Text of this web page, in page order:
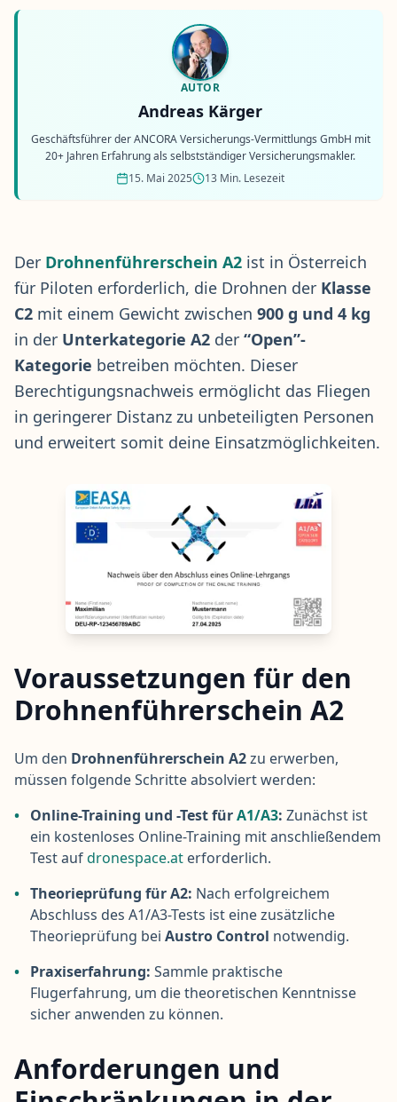
AUTOR
Andreas Kärger
Geschäftsführer der ANCORA Versicherungs-Vermittlungs GmbH mit
20+ Jahren Erfahrung als selbstständiger Versicherungsmakler.
15. Mai 2025
13 Min. Lesezeit
Der Drohnenführerschein A2 ist in Österreich
für Piloten erforderlich, die Drohnen der Klasse
C2 mit einem Gewicht zwischen 900 g und 4 kg
in der Unterkategorie A2 der “Open”-
Kategorie betreiben möchten. Dieser
Berechtigungsnachweis ermöglicht das Fliegen
in geringerer Distanz zu unbeteiligten Personen
und erweitert somit deine Einsatzmöglichkeiten.
Voraussetzungen für den
Drohnenführerschein A2
Um den Drohnenführerschein A2zu erwerben,
müssen folgende Schritte absolviert werden:
• Online-Training und -Test fürA1/A3: Zunächst ist
ein kostenloses Online-Training mit anschließendem
Test aufdronespace.at erforderlich.
• Theorieprüfung für A2: Nach erfolgreichem
Abschluss des A1/A3-Tests ist eine zusätzliche
Theorieprüfung bei Austro Control notwendig.
• Praxiserfahrung: Sammle praktische
Flugerfahrung, um die theoretischen Kenntnisse
sicher anwenden zu können.
Anforderungen und